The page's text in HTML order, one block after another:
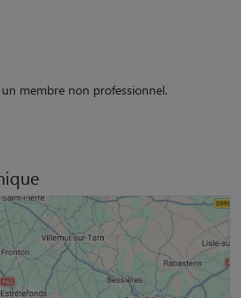
membre non professionnel.